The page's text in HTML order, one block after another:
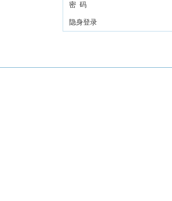
密 码
隐身登录